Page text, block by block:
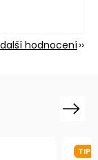
hodnocení
Next